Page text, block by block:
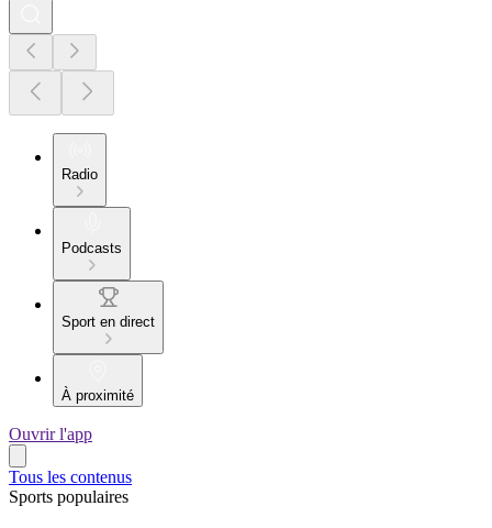
Radio
Podcasts
Sport en direct
À proximité
Ouvrir l'app
Tous les contenus
Sports populaires